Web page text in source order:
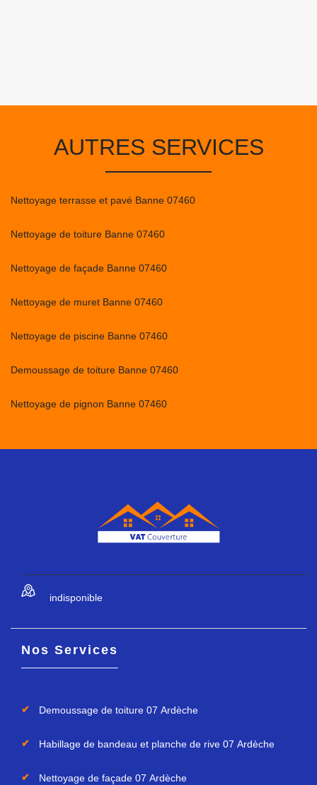
AUTRES SERVICES
Nettoyage terrasse et pavé Banne 07460
Nettoyage de toiture Banne 07460
Nettoyage de façade Banne 07460
Nettoyage de muret Banne 07460
Nettoyage de piscine Banne 07460
Demoussage de toiture Banne 07460
Nettoyage de pignon Banne 07460
indisponible
Nos Services
Demoussage de toiture 07 Ardèche
Habillage de bandeau et planche de rive 07 Ardèche
Nettoyage de façade 07 Ardèche